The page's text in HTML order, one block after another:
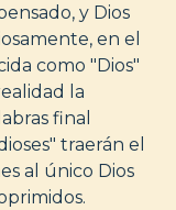
y Dios
en el
como "Dios"
la
final
traerán el
al único Dios